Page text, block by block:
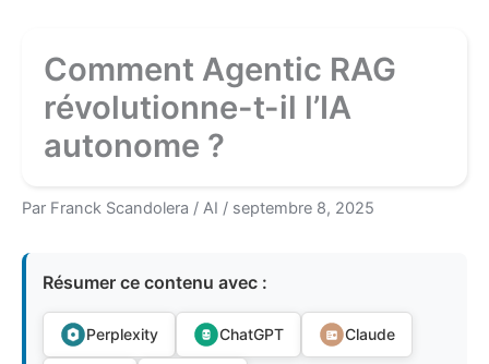
Comment Agentic RAG
révolutionne-t-il l’IA
autonome ?
Par Franck Scandolera / AI / septembre 8, 2025
Résumer ce contenu avec :
Perplexity ChatGPT Claude